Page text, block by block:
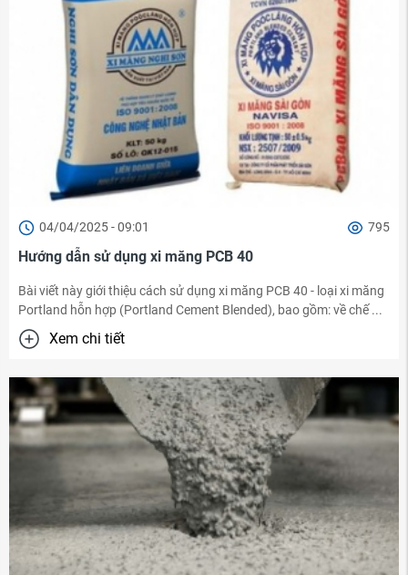
04/04/2025 - 09:01 795
Hướng dẫn sử dụng xi măng PCB 40
Bài viết này giới thiệu cách sử dụng xi măng PCB 40 - loại xi măng
Portland hỗn hợp (Portland Cement Blended), bao gồm: về chế ...
Xem chi tiết